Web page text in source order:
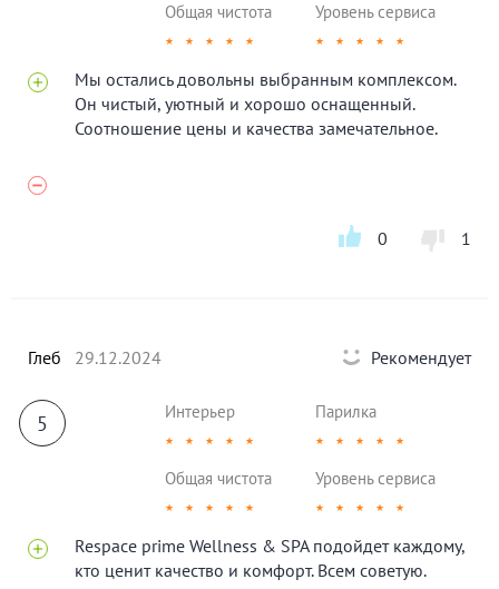
Общая чистота
★ ★ ★ ★ ★
Уровень сервиса
★ ★ ★ ★ ★
Мы остались довольны выбранным комплексом.
Он чистый, уютный и хорошо оснащенный.
Соотношение цены и качества замечательное.
0 1
Глеб 29.12.2024 Рекомендует
5 Интерьер
★ ★ ★ ★ ★
Парилка
★ ★ ★ ★ ★
Общая чистота
★ ★ ★ ★ ★
Уровень сервиса
★ ★ ★ ★ ★
Respace prime Wellness & SPA подойдет каждому,
кто ценит качество и комфорт. Всем советую.